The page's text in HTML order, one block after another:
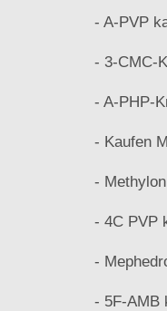
- A-PVP
- 3-CMC-
- A-PHP-
- Kaufen
-
- 4C PVP
-
- 5F-AMB